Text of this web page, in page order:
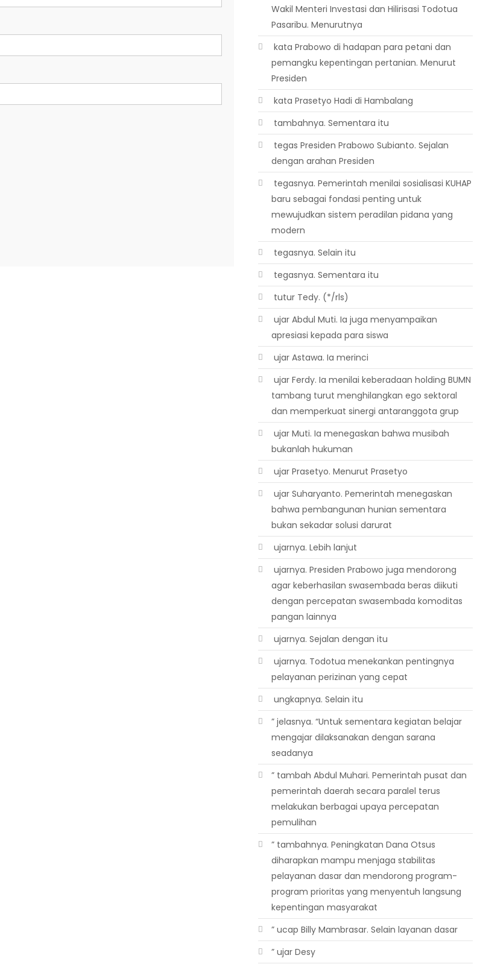
Wakil Menteri Investasi dan Hilirisasi Todotua
Pasaribu. Menurutnya
 kata Prabowo di hadapan para petani dan
pemangku kepentingan pertanian. Menurut
Presiden
 kata Prasetyo Hadi di Hambalang
 tambahnya. Sementara itu
 tegas Presiden Prabowo Subianto. Sejalan
dengan arahan Presiden
 tegasnya. Pemerintah menilai sosialisasi KUHAP
baru sebagai fondasi penting untuk
mewujudkan sistem peradilan pidana yang
modern
 tegasnya. Selain itu
 tegasnya. Sementara itu
 tutur Tedy. (*/rls)
 ujar Abdul Muti. Ia juga menyampaikan
apresiasi kepada para siswa
 ujar Astawa. Ia merinci
 ujar Ferdy. Ia menilai keberadaan holding BUMN
tambang turut menghilangkan ego sektoral
dan memperkuat sinergi antaranggota grup
 ujar Muti. Ia menegaskan bahwa musibah
bukanlah hukuman
 ujar Prasetyo. Menurut Prasetyo
 ujar Suharyanto. Pemerintah menegaskan
bahwa pembangunan hunian sementara
bukan sekadar solusi darurat
 ujarnya. Lebih lanjut
 ujarnya. Presiden Prabowo juga mendorong
agar keberhasilan swasembada beras diikuti
dengan percepatan swasembada komoditas
pangan lainnya
 ujarnya. Sejalan dengan itu
 ujarnya. Todotua menekankan pentingnya
pelayanan perizinan yang cepat
 ungkapnya. Selain itu
” jelasnya. “Untuk sementara kegiatan belajar
mengajar dilaksanakan dengan sarana
seadanya
” tambah Abdul Muhari. Pemerintah pusat dan
pemerintah daerah secara paralel terus
melakukan berbagai upaya percepatan
pemulihan
” tambahnya. Peningkatan Dana Otsus
diharapkan mampu menjaga stabilitas
pelayanan dasar dan mendorong program-
program prioritas yang menyentuh langsung
kepentingan masyarakat
” ucap Billy Mambrasar. Selain layanan dasar
” ujar Desy